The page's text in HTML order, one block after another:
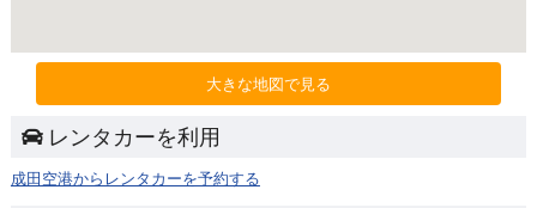
大きな地図で見る
レンタカーを利用
成田空港からレンタカーを予約する